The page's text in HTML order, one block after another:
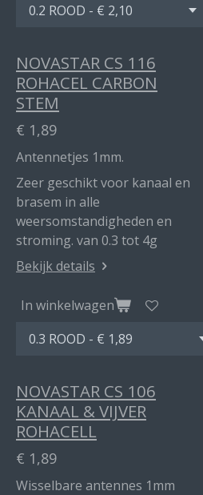
NOVASTAR CS 116
ROHACEL CARBON
STEM
€ 1,89
Antennetjes 1mm.
Zeer geschikt voor kanaal en
brasem in alle
weersomstandigheden en
stroming. van 0.3 tot 4g
Bekijk details
In winkelwagen
NOVASTAR CS 106
KANAAL & VIJVER
ROHACELL
€ 1,89
Wisselbare antennes 1mm